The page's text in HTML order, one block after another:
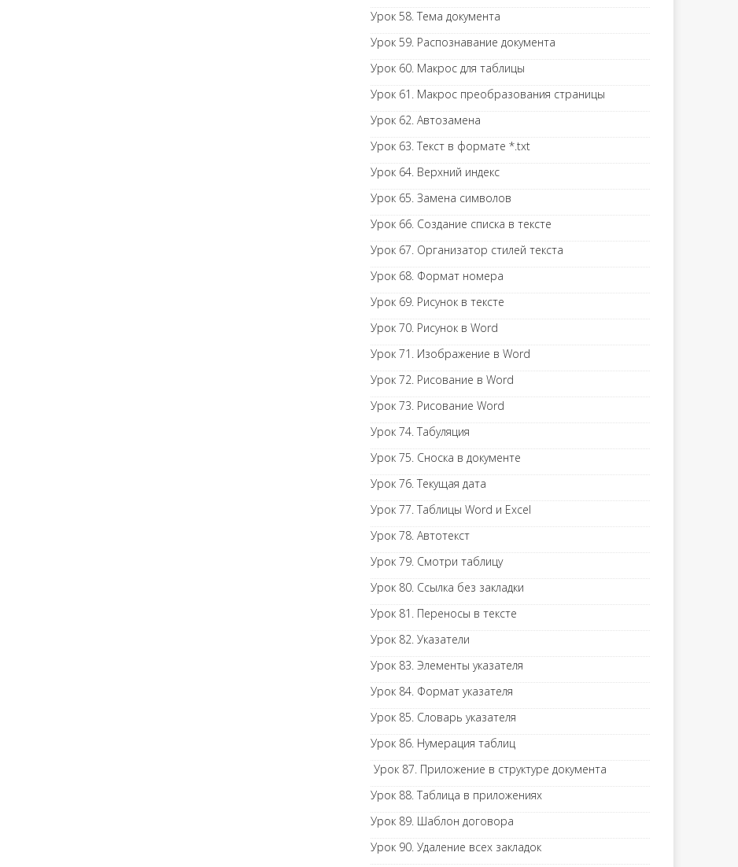
Урок 58. Тема документа
Урок 59. Распознавание документа
Урок 60. Макрос для таблицы
Урок 61. Макрос преобразования страницы
Урок 62. Автозамена
Урок 63. Текст в формате *.txt
Урок 64. Верхний индекс
Урок 65. Замена символов
Урок 66. Создание списка в тексте
Урок 67. Организатор стилей текста
Урок 68. Формат номера
Урок 69. Рисунок в тексте
Урок 70. Рисунок в Word
Урок 71. Изображение в Word
Урок 72. Рисование в Word
Урок 73. Рисование Word
Урок 74. Табуляция
Урок 75. Сноска в документе
Урок 76. Текущая дата
Урок 77. Таблицы Word и Excel
Урок 78. Автотекст
Урок 79. Смотри таблицу
Урок 80. Ссылка без закладки
Урок 81. Переносы в тексте
Урок 82. Указатели
Урок 83. Элементы указателя
Урок 84. Формат указателя
Урок 85. Словарь указателя
Урок 86. Нумерация таблиц
Урок 87. Приложение в структуре документа
Урок 88. Таблица в приложениях
Урок 89. Шаблон договора
Урок 90. Удаление всех закладок